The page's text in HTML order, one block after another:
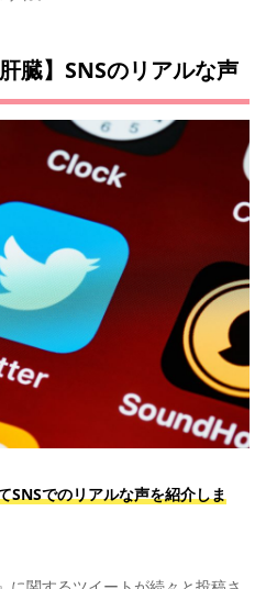
臓】SNSのリアルな声
SNSでのリアルな声を紹介しま